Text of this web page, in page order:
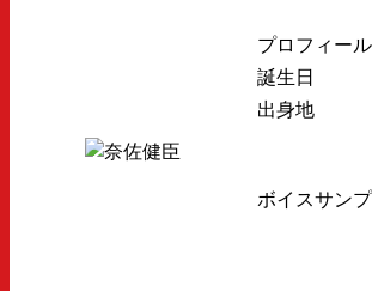
プロフィール
誕生日
出身地
ボイスサン